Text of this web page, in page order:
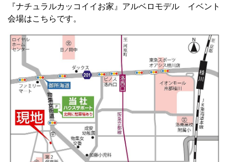
『ナチュラルカッコイイお家』アルベロモデル イベント
会場はこちらです。